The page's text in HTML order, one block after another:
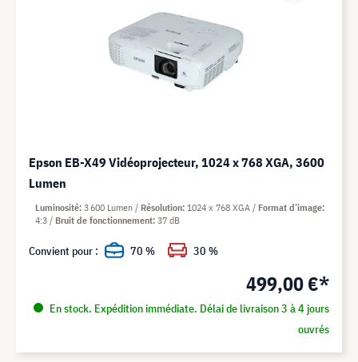
Epson EB-X49 Vidéoprojecteur, 1024 x 768 XGA, 3600
Lumen
499,00 €*
En stock. Expédition immédiate. Délai de livraison 3 à 4 jours
ouvrés
Luminosité 3 600 Lumen Résolution 1024 x 768 XGA
Format d’image
4:3
Bruit de fonctionnement 37 dB
Convient pour : 70 % 30 %